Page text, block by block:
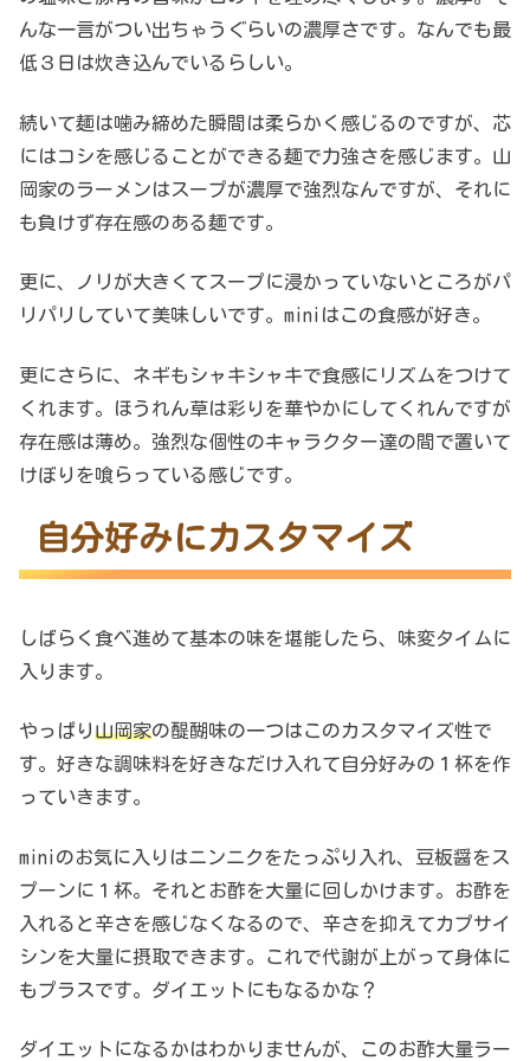
んな一言がつい出ちゃうぐらいの濃厚さです。なんでも最
低３日は炊き込んでいるらしい。
続いて麺は噛み締めた瞬間は柔らかく感じるのですが、芯
にはコシを感じることができる麺で力強さを感じます。山
岡家のラーメンはスープが濃厚で強烈なんですが、それに
も負けず存在感のある麺です。
更に、ノリが大きくてスープに浸かっていないところがパ
リパリしていて美味しいです。miniはこの食感が好き。
更にさらに、ネギもシャキシャキで食感にリズムをつけて
くれます。ほうれん草は彩りを華やかにしてくれんですが
存在感は薄め。強烈な個性のキャラクター達の間で置いて
けぼりを喰らっている感じです。
自分好みにカスタマイズ
しばらく食べ進めて基本の味を堪能したら、味変タイムに
入ります。
やっぱり山岡家の醍醐味の一つはこのカスタマイズ性で
す。好きな調味料を好きなだけ入れて自分好みの１杯を作
っていきます。
miniのお気に入りはニンニクをたっぷり入れ、豆板醤をス
プーンに１杯。それとお酢を大量に回しかけます。お酢を
入れると辛さを感じなくなるので、辛さを抑えてカプサイ
シンを大量に摂取できます。これで代謝が上がって身体に
もプラスです。ダイエットにもなるかな？
ダイエットになるかはわかりませんが、このお酢大量ラー